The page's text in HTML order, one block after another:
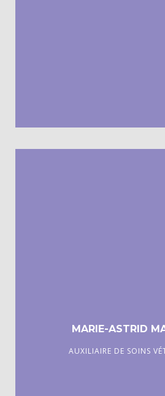
MARIE-ASTRID
AUXILIAIRE DE SOINS